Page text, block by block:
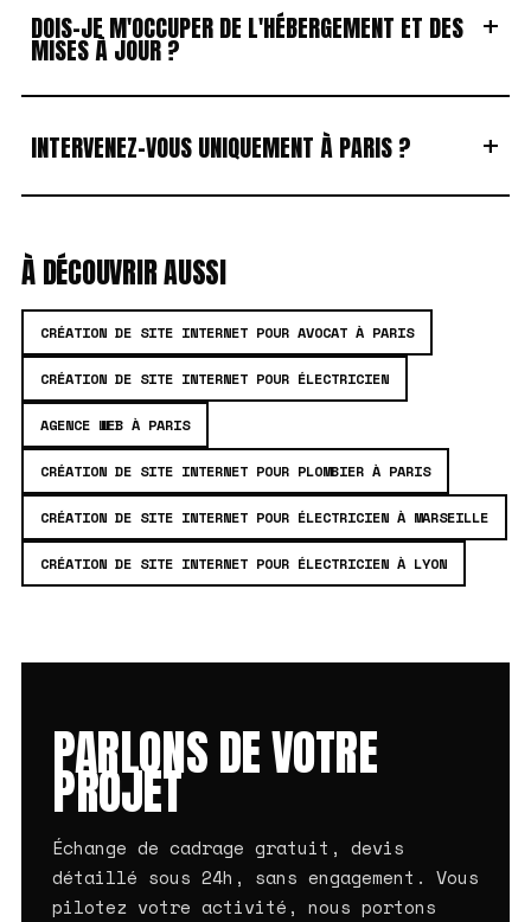
DOIS-JE M'OCCUPER DE L'HÉBERGEMENT ET DES
MISES À JOUR ?
+
INTERVENEZ-VOUS UNIQUEMENT À PARIS ? +
À DÉCOUVRIR AUSSI
CRÉATION DE SITE INTERNET POUR AVOCAT À PARIS
CRÉATION DE SITE INTERNET POUR ÉLECTRICIEN
AGENCE WEB À PARIS
CRÉATION DE SITE INTERNET POUR PLOMBIER À PARIS
CRÉATION DE SITE INTERNET POUR ÉLECTRICIEN À MARSEILLE
CRÉATION DE SITE INTERNET POUR ÉLECTRICIEN À LYON
PARLONS DE VOTRE
PROJET
Échange de cadrage gratuit, devis
détaillé sous 24h, sans engagement. Vous
pilotez votre activité, nous portons